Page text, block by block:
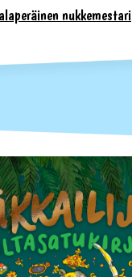
nukkemestari